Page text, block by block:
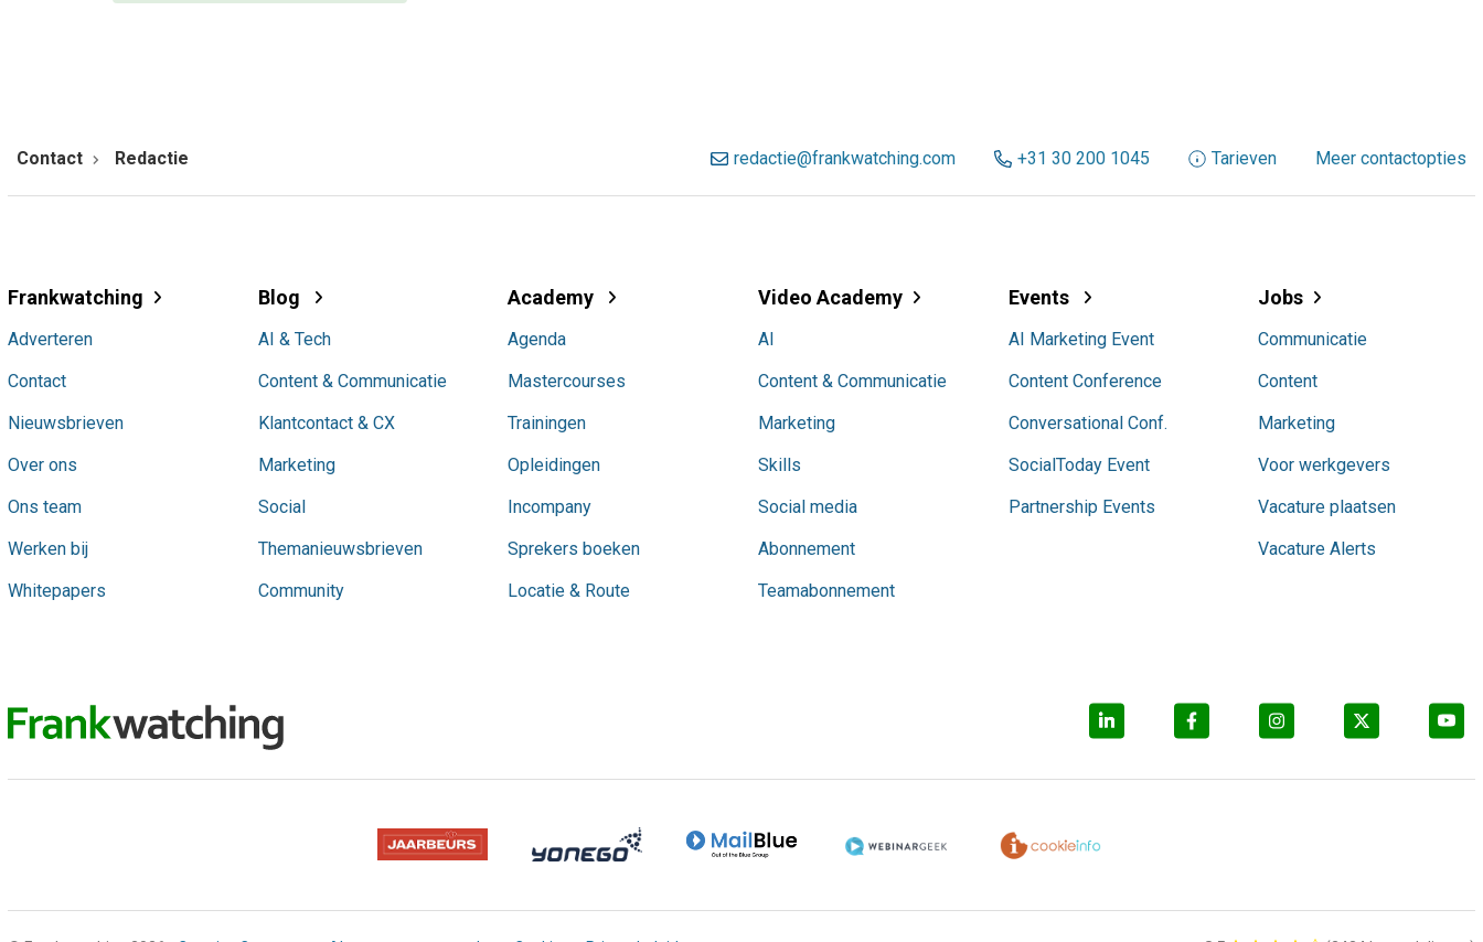
Contact Redactie redactie@frankwatching.com +31 30 200 1045 Tarieven Meer contactopties
Frankwatching
Adverteren
Contact
Nieuwsbrieven
Over ons
Ons team
Werken bij
Whitepapers
Blog
AI & Tech
Content & Communicatie
Klantcontact & CX
Marketing
Social
Themanieuwsbrieven
Community
Academy
Agenda
Mastercourses
Trainingen
Opleidingen
Incompany
Sprekers boeken
Locatie & Route
Video Academy
AI
Content & Communicatie
Marketing
Skills
Social media
Abonnement
Teamabonnement
Events
AI Marketing Event
Content Conference
Conversational Conf.
SocialToday Event
Partnership Events
Jobs
Communicatie
Content
Marketing
Voor werkgevers
Vacature plaatsen
Vacature Alerts